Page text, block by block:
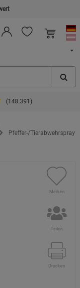
(148.391)
Pfeffer-/Tierabwehrspray
Merken
Teilen
Drucken